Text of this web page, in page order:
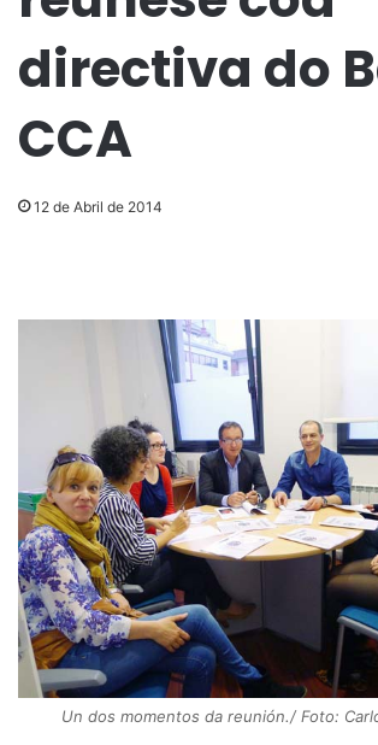
directiva do
CCA
12 de Abril de 2014
Un dos momentos da reunión./ Foto: